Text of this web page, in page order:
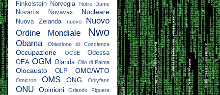
Finkelstein
Norvegia Notre Dame
Novartis Novavax Nucleare
Nuova Zelanda nuovo
Nuovo
Ordine Mondiale
Nwo
Obama Obiezione di Coscienza
Occupazione OCSE
Odessa
OEA OGM Olanda Olio di Palma
Olocausto OLP OMC/WTO
Omicron OMS ONG Onlyfans
ONU Opinioni
Orlando Figuera